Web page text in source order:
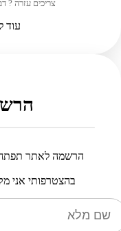
צריכים עזרה ?
עוד
הרשמה לאתר תפתח
בהצטרפותי אני